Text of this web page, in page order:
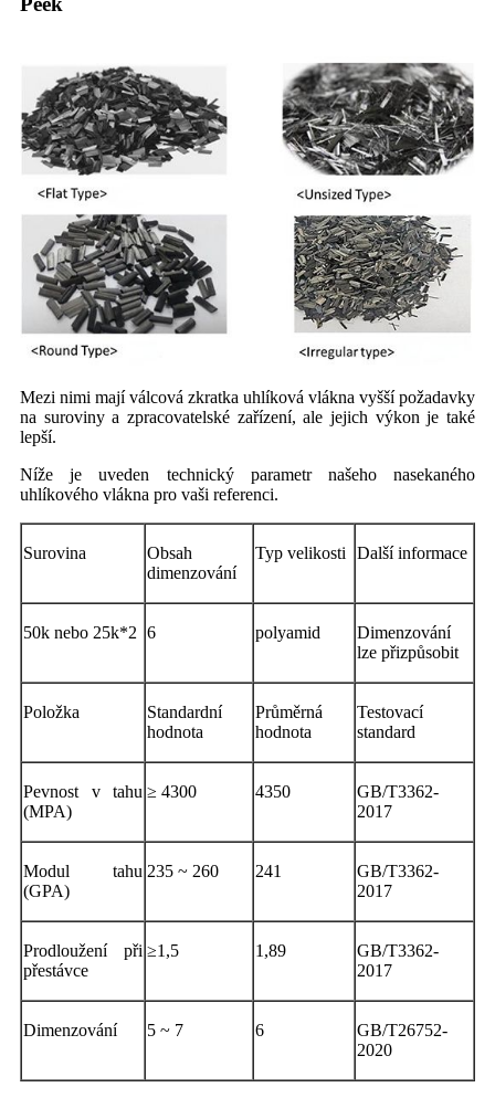
Mezi nimi mají válcová zkratka uhlíková vlákna vyšší požadavky
na suroviny a zpracovatelské zařízení, ale jejich výkon je také
lepší.
Níže je uveden technický parametr našeho nasekaného
uhlíkového vlákna pro vaši referenci.
Surovina
Obsah
dimenzování
Typ velikosti Další informace
50k nebo 25k*2 6 polyamid
Dimenzování
lze přizpůsobit
Položka
Standardní
hodnota
Průměrná
hodnota
Testovací
standard
Pevnost v tahu
(MPA)
≥ 4300 4350
GB/T3362-
2017
Modul tahu
(GPA)
235 ~ 260 241
GB/T3362-
2017
Prodloužení při
přestávce
≥1,5 1,89
GB/T3362-
2017
Dimenzování 5 ~ 7 6
GB/T26752-
2020